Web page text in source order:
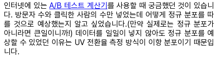
인터넷에 있는A/B 테스트 계산기를 사용할 때 궁금했던 것이 있습니
다. 방문자 수와 클릭한 사람의 수만 넣었는데 어떻게 정규 분포를 따
를 것으로 예상했는지 알고 싶었습니다.(만약 실제로는 정규 분포가
아니라면 큰일이니까!) 데이터를 일일이 넣지 않아도 정규 분포를 예
상할 수 있었던 이유는 UV 전환율 측정 방식이 이항 분포이기 때문입
니다.